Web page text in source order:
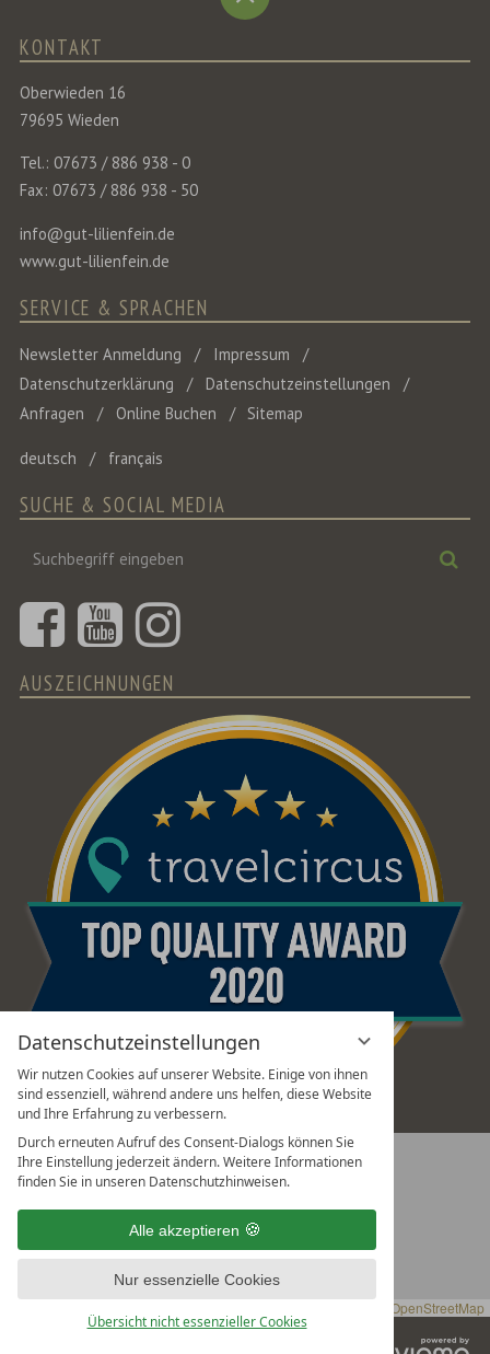
Datenschutzeinstellungen
Wir nutzen Cookies auf unserer Website. Einige von ihnen
sind essenziell, während andere uns helfen, diese Website
und Ihre Erfahrung zu verbessern.
Durch erneuten Aufruf des Consent-Dialogs können Sie
Ihre Einstellung jederzeit ändern. Weitere Informationen
finden Sie in unseren Datenschutzhinweisen.
Alle akzeptieren
Nur essenzielle Cookies
Übersicht nicht essenzieller Cookies
KONTAKT
Oberwieden 16
79695 Wieden
Tel.: 07673 / 886 938 - 0
Fax: 07673 / 886 938 - 50
info@gut-lilienfein.de
www.gut-lilienfein.de
SERVICE & SPRACHEN
Newsletter Anmeldung
Impressum
Datenschutzerklärung
Datenschutzeinstellungen
Anfragen
Online Buchen Sitemap
deutsch français
SUCHE & SOCIAL MEDIA
Suchbegriff
AUSZEICHNUNGEN
+
−
ANFAHRT MIT GOOGLE MAPS
OpenStreetMap